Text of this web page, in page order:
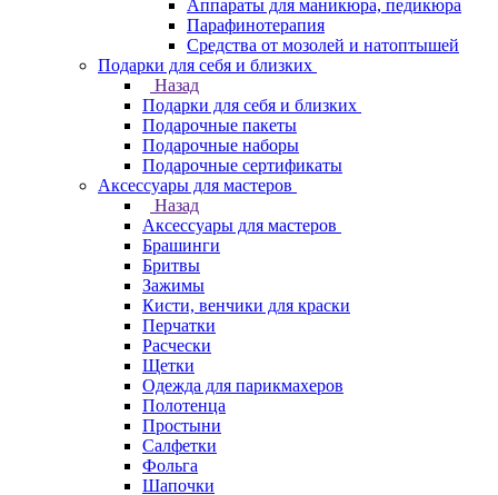
Аппараты для маникюра, педикюра
Парафинотерапия
Средства от мозолей и натоптышей
Подарки для себя и близких
Назад
Подарки для себя и близких
Подарочные пакеты
Подарочные наборы
Подарочные сертификаты
Аксессуары для мастеров
Назад
Аксессуары для мастеров
Брашинги
Бритвы
Зажимы
Кисти, венчики для краски
Перчатки
Расчески
Щетки
Одежда для парикмахеров
Полотенца
Простыни
Салфетки
Фольга
Шапочки